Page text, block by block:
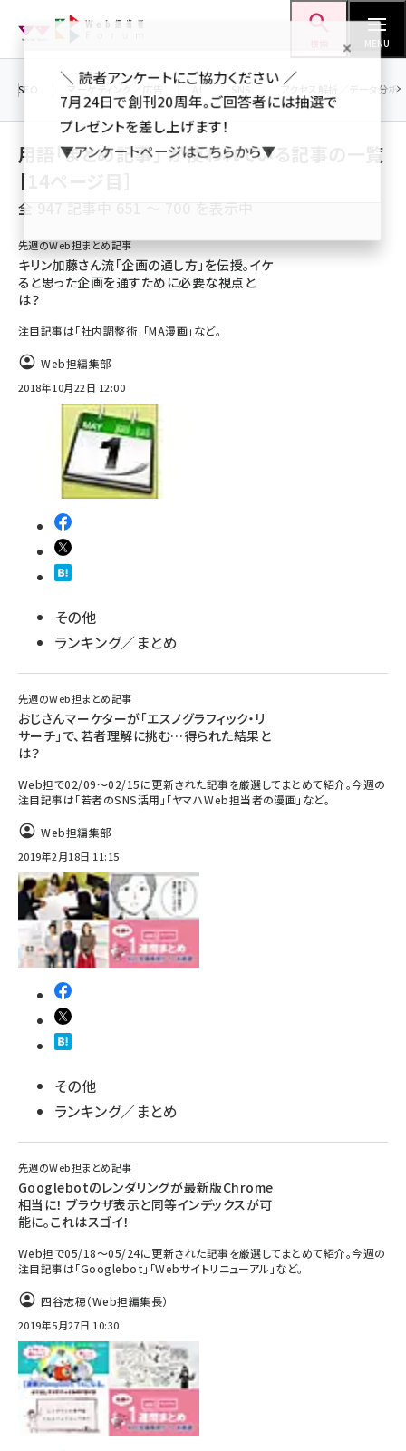
ン
MENU
seo (3523)
ai (2804)
youtube (2429)
セミナー (2303)
z世代 (1622)
meo (1275)
llmo (1161)
SEO マーケティング／広告 AI SNS アクセス解析／データ分析
用語「まとめ記事」 が使われている記事の一覧
［14ページ目］
全 947 記事中 651 ～ 700 を表示中
先週のWeb担まとめ記事
キリン加藤さん流「企画の通し方」を伝授。イケ
ると思った企画を通すために必要な視点と
は？
注目記事は「社内調整術」「MA漫画」など。
Web担編集部
2018年10月22日 12:00
その他
ランキング／まとめ
先週のWeb担まとめ記事
おじさんマーケターが「エスノグラフィック・リ
サーチ」で、若者理解に挑む…得られた結果と
は？
Web担で02/09～02/15に更新された記事を厳選してまとめて紹介。今週の
注目記事は「若者のSNS活用」「ヤマハWeb担当者の漫画」など。
Web担編集部
2019年2月18日 11:15
その他
ランキング／まとめ
先週のWeb担まとめ記事
Googlebotのレンダリングが最新版Chrome
相当に！ ブラウザ表示と同等インデックスが可
能に。これはスゴイ！
Web担で05/18～05/24に更新された記事を厳選してまとめて紹介。今週の
注目記事は「Googlebot」「Webサイトリニューアル」など。
四谷志穂（Web担編集長）
2019年5月27日 10:30
＼ 読者アンケートにご協力ください ／
7月24日で創刊20周年。ご回答者には抽選で
プレゼントを差し上げます！
▼アンケートページはこちらから▼